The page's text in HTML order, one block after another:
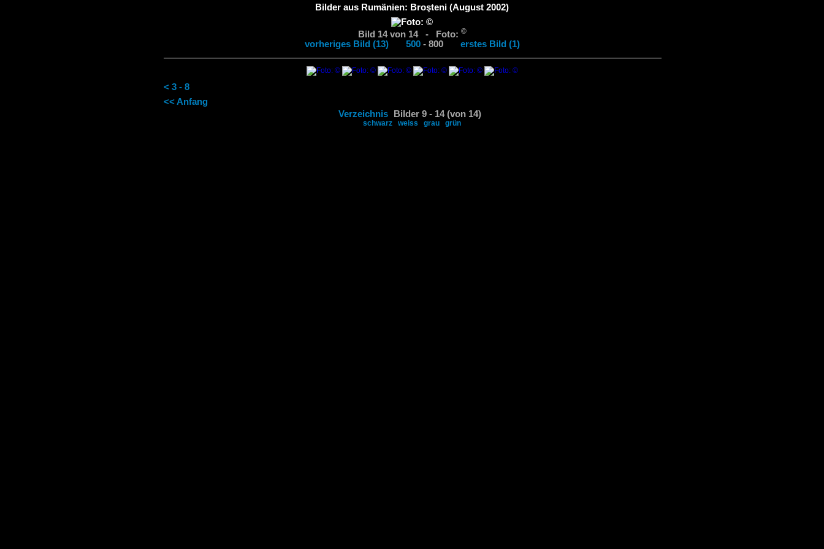
Bilder aus Rumänien: Broşteni (August 2002)
Bild 14 von 14 - Foto: ©
vorheriges Bild (13) 500- 800 erstes Bild (1)
< 3 - 8
<< Anfang
Verzeichnis
Bilder 9 - 14 (von 14)
schwarz weiss grau grün